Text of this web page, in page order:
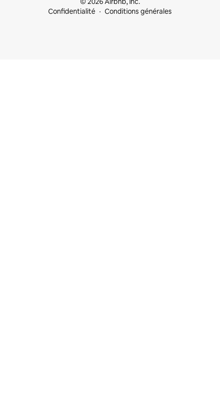
Confidentialité
Conditions générales